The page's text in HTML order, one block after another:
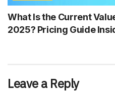
What Is the Current
2025? Pricing Guide
Leave a Reply